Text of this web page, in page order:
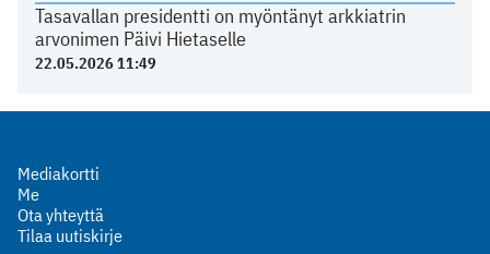
Tasavallan presidentti on myöntänyt arkkiatrin
arvonimen Päivi Hietaselle
22.05.2026 11:49
Mediakortti
Me
Ota yhteyttä
Tilaa uutiskirje